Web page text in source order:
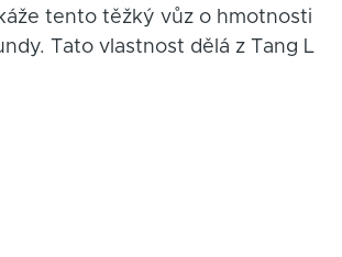
tento těžký vůz o hmotnosti
Tato vlastnost dělá z Tang L